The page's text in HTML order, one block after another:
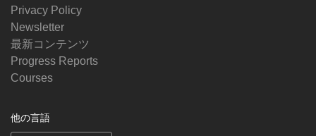
Privacy Policy
Newsletter
最新コンテンツ
Progress Reports
Courses
他の言語